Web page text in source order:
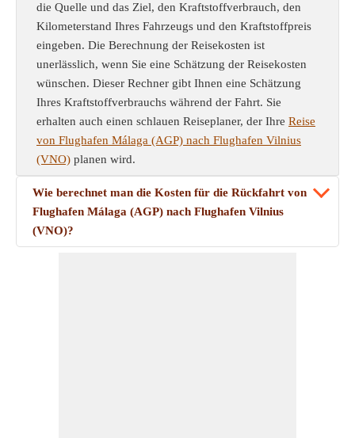
die Quelle und das Ziel, den Kraftstoffverbrauch, den
Kilometerstand Ihres Fahrzeugs und den Kraftstoffpreis
eingeben. Die Berechnung der Reisekosten ist
unerlässlich, wenn Sie eine Schätzung der Reisekosten
wünschen. Dieser Rechner gibt Ihnen eine Schätzung
Ihres Kraftstoffverbrauchs während der Fahrt. Sie
erhalten auch einen schlauen Reiseplaner, der Ihre Reise
von Flughafen Málaga (AGP) nach Flughafen Vilnius
(VNO) planen wird.
Wie berechnet man die Kosten für die Rückfahrt von
Flughafen Málaga (AGP) nach Flughafen Vilnius
(VNO)?